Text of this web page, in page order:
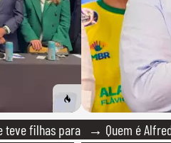
teve filhas para
→ Quem é